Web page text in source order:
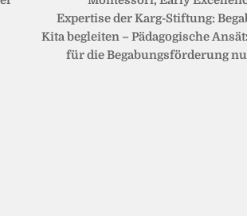
Expertise der Karg-Stiftung:
Kita begleiten – Pädagogische
für die Begabungsförderung